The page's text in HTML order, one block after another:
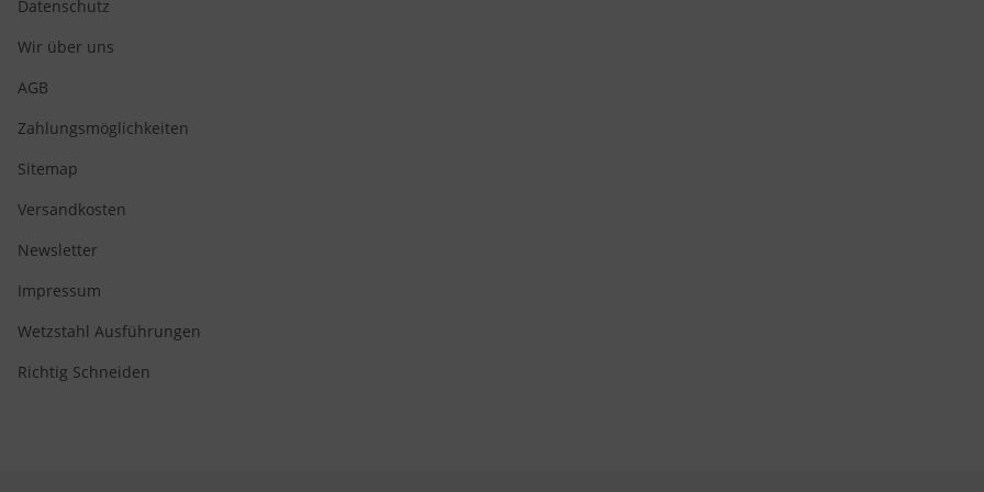
Datenschutz
Wir über uns
AGB
Zahlungsmöglichkeiten
Sitemap
Versandkosten
Newsletter
Impressum
Wetzstahl Ausführungen
Richtig Schneiden